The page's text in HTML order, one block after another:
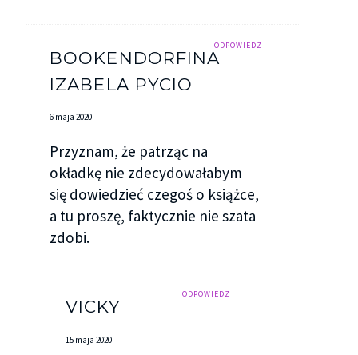
ODPOWIEDZ
BOOKENDORFINA
IZABELA PYCIO
6 maja 2020
Przyznam, że patrząc na
okładkę nie zdecydowałabym
się dowiedzieć czegoś o książce,
a tu proszę, faktycznie nie szata
zdobi.
ODPOWIEDZ
VICKY
15 maja 2020